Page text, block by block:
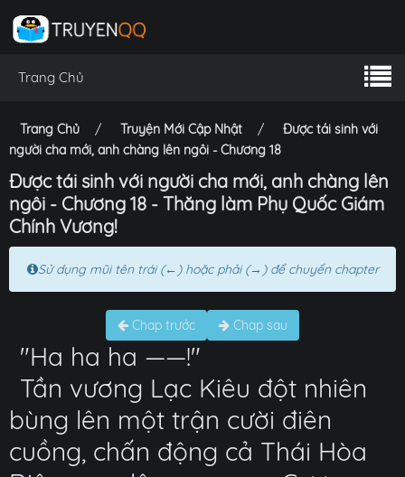
Trang Chủ
Trang Chủ Truyện Mới Cập Nhật
Được tái sinh với
người cha mới, anh chàng lên ngôi - Chương 18
Được tái sinh với người cha mới, anh chàng lên
ngôi - Chương 18 - Thăng làm Phụ Quốc Giám
Chính Vương!
Sử dụng mũi tên trái (←) hoặc phải (→) để chuyển chapter
Chap trước Chap sau
"Ha ha ha ——!"
Tần vương Lạc Kiêu đột nhiên
bùng lên một trận cười điên
cuồng, chấn động cả Thái Hòa